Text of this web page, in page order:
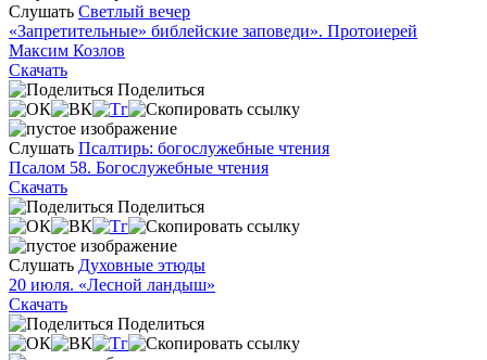
Слушать Светлый вечер
«Запретительные» библейские заповеди». Протоиерей
Максим Козлов
Скачать
Поделиться
Слушать Псалтирь: богослужебные чтения
Псалом 58. Богослужебные чтения
Скачать
Поделиться
Слушать Духовные этюды
20 июля. «Лесной ландыш»
Скачать
Поделиться